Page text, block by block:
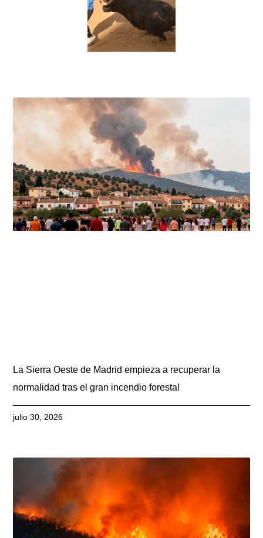
La Sierra Oeste de Madrid empieza a recuperar la
normalidad tras el gran incendio forestal
julio 30, 2026